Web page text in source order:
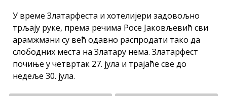
У време Златарфеста и хотелијери задовољно
трљају руке, према речима Росе Јаковљевић сви
арамжмани су већ одавно распродати тако да
слободних места на Златару нема. Златарфест
почиње у четвртак 27. јула и трајаће све до
недеље 30. јула.